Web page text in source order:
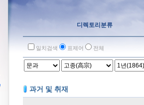
디렉토리분류
일치검색 표제어 전체
과거 및 취재